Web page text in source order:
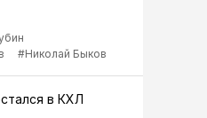
#Николай Быков
в КХЛ